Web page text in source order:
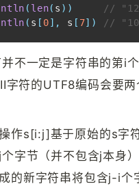
( len( s ) )
//
( s [ 0] , s [ 7] ) //
不一定是字符串的第i
字符的UTF8编码会要两
作s[i:j]基于原始的s字
字节（并不包含j本身
的新字符串将包含j-i个